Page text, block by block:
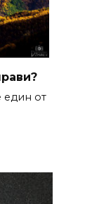
един от